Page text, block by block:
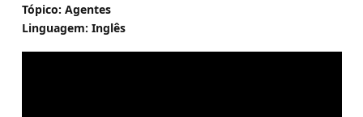
Tópico: Agentes
Linguagem: Inglês